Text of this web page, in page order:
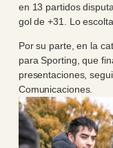
en 13 partidos
gol de +31. Lo
Por su parte, en la
para Sporting, que
presentaciones,
Comunicaciones.